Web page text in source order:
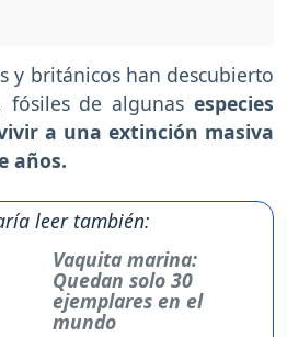
y británicos han descubierto
fósiles de algunasespecies
a una extinción masiva
años.
leer también:
Vaquita marina:
Quedan solo 30
ejemplares en el
mundo